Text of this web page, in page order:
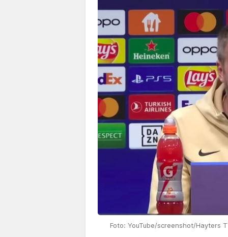
Foto: YouTube/screenshot/Hayters